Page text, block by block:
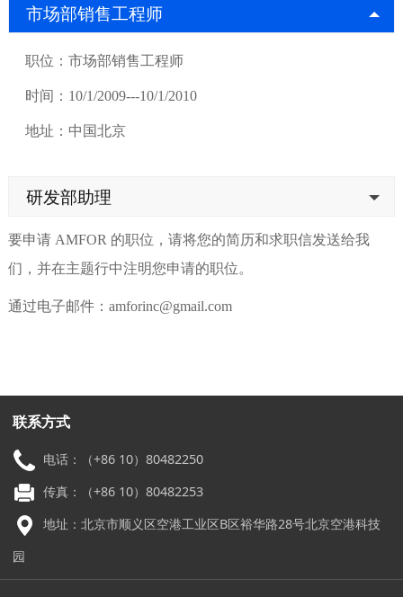
市场部销售工程师
职位：市场部销售工程师
时间：10/1/2009---10/1/2010
地址：中国北京
研发部助理
要申请 AMFOR 的职位，请将您的简历和求职信发送给我
们，并在主题行中注明您申请的职位。
通过电子邮件：amforinc@gmail.com
联系方式
电话：（+86 10）80482250
传真：（+86 10）80482253
地址：北京市顺义区空港工业区B区裕华路28号北京空港科技
园